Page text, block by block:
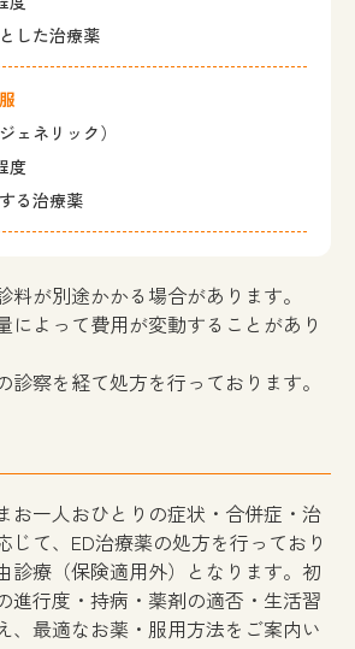
した治療薬
ェネリック）
度
る治療薬
が別途かかる場合があります。
よって費用が変動することがあり
察を経て処方を行っております。
お一人おひとりの症状・合併症・治
じて、ED治療薬の処方を行っており
診療（保険適用外）となります。初
進行度・持病・薬剤の適否・生活習
、最適なお薬・服用方法をご案内い